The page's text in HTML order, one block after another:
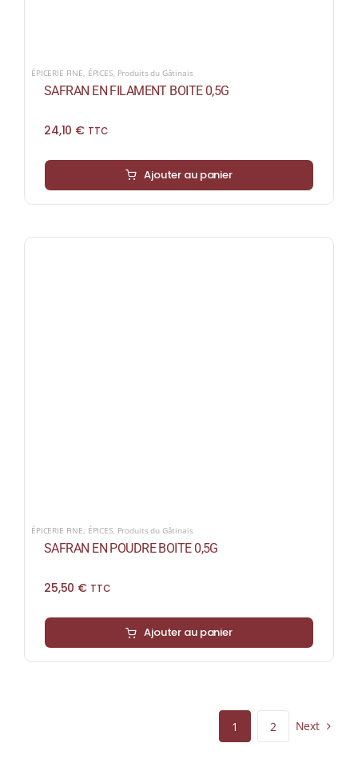
ÉPICERIE FINE ÉPICES, Produits du Gâtinais
SAFRAN EN FILAMENT BOITE 0,5G
24,10 € TTC
Ajouter au panier
ÉPICERIE FINE, ÉPICES, Produits du Gâtinais
SAFRAN EN POUDRE BOITE 0,5G
25,50 € TTC
Ajouter au panier
1 2 Next